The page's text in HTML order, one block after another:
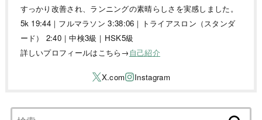
すっかり改善され、ランニングの素晴らしさを実感しました。
5k 19:44｜フルマラソン 3:38:06｜トライアスロン（スタンダ
ード） 2:40｜中検3級｜HSK5級
詳しいプロフィールはこちら→自己紹介